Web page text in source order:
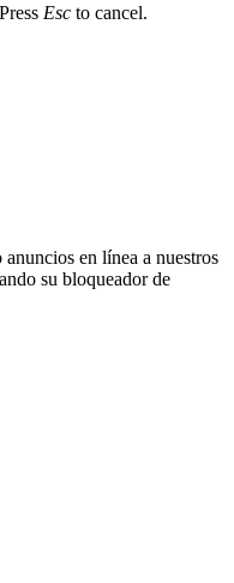
Esc to cancel.
en línea a nuestros
su bloqueador de